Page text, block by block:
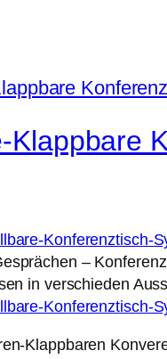
Klappbare
–
in verschieden
Klappbaren